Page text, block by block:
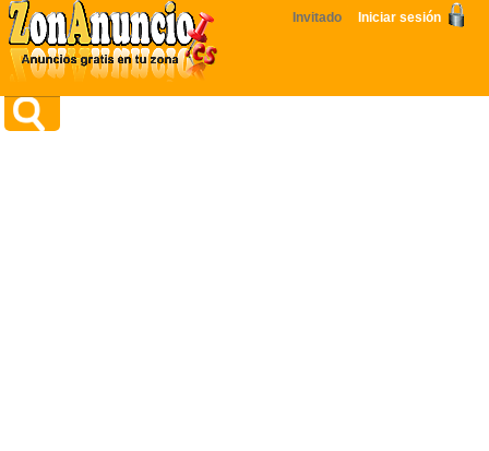
Invitado Iniciar sesión